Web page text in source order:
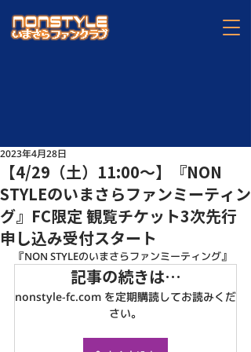
【4/29（土）11:00〜】『NON
STYLEのいまさらファンミーティン
グ』FC限定 観覧チケット3次先行
申し込み受付スタート
2023年4月28日
『NON STYLEのいまさらファンミーティング』
記事の続きは…
nonstyle-fc.com を定期購読してお読みくだ
さい。